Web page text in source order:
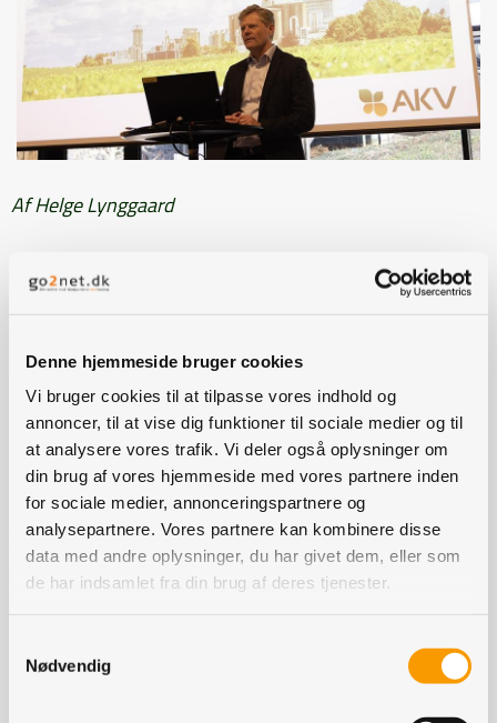
Denne hjemmeside bruger cookies
Vi bruger cookies til at tilpasse vores indhold og
annoncer, til at vise dig funktioner til sociale medier og til
at analysere vores trafik. Vi deler også oplysninger om
din brug af vores hjemmeside med vores partnere inden
for sociale medier, annonceringspartnere og
analysepartnere. Vores partnere kan kombinere disse
data med andre oplysninger, du har givet dem, eller som
de har indsamlet fra din brug af deres tjenester.
Nødvendig
Af Helge Lynggaard
Kartoffelavlere klager ikke, belærte Danske Kartoflers
formand, Carl Heiselberg, i efteråret en radiojournalist,
kartoffelavlere. Lytter man til, hvordan en af de danske
stivelsesfabrikker ser på fremtiden, så tyder det heller
ikke på, at der bliver stort behov for at klage.
I hvert fald tegnede salgsdirektør Bjarne Larsen, AKV, et
lyst billede af fremtiden for dansk kartoffelstivelse i et
indlæg på Store Kartoffeldag i Vingsted.
Det gjorde han ikke mindst på grund af, at
markedssituationen med en fortsat vækst indenfor
markedet voldsomt.
- Der bliver ledt med lys og lygte efter mere jord, så